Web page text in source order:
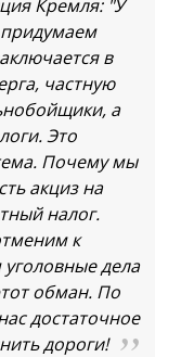
Кремля: "У
придумаем
в
частную
а
Это
Почему мы
акциз на
налог.
к
дела
обман. По
достаточное
дороги!